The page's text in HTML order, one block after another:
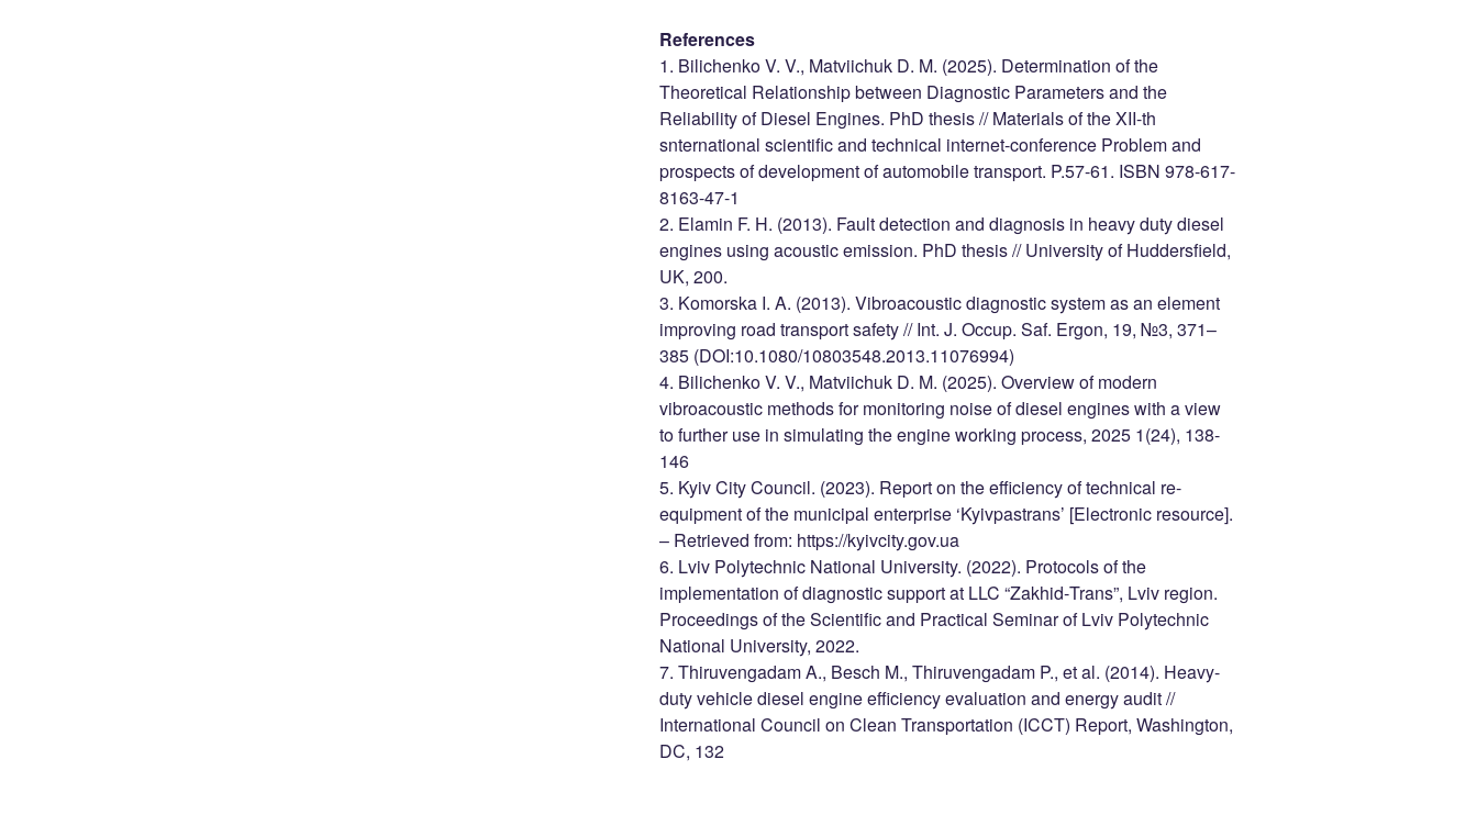
References
1. Bilichenko V. V., Matviichuk D. M. (2025). Determination of the
Theoretical Relationship between Diagnostic Parameters and the
Reliability of Diesel Engines. PhD thesis // Materials of the XII-th
snternational scientific and technical internet-conference Problem and
prospects of development of automobile transport. P.57-61. ISBN 978-617-
8163-47-1
2. Elamin F. H. (2013). Fault detection and diagnosis in heavy duty diesel
engines using acoustic emission. PhD thesis // University of Huddersfield,
UK, 200.
3. Komorska I. A. (2013). Vibroacoustic diagnostic system as an element
improving road transport safety // Int. J. Occup. Saf. Ergon, 19, №3, 371–
385 (DOI:10.1080/10803548.2013.11076994)
4. Bilichenko V. V., Matviichuk D. M. (2025). Overview of modern
vibroacoustic methods for monitoring noise of diesel engines with a view
to further use in simulating the engine working process, 2025 1(24), 138-
146
5. Kyiv City Council. (2023). Report on the efficiency of technical re-
equipment of the municipal enterprise ‘Kyivpastrans’ [Electronic resource].
– Retrieved from: https://kyivcity.gov.ua
6. Lviv Polytechnic National University. (2022). Protocols of the
implementation of diagnostic support at LLC “Zakhid‑Trans”, Lviv region.
Proceedings of the Scientific and Practical Seminar of Lviv Polytechnic
National University, 2022.
7. Thiruvengadam A., Besch M., Thiruvengadam P., et al. (2014). Heavy-
duty vehicle diesel engine efficiency evaluation and energy audit //
International Council on Clean Transportation (ICCT) Report, Washington,
DC, 132